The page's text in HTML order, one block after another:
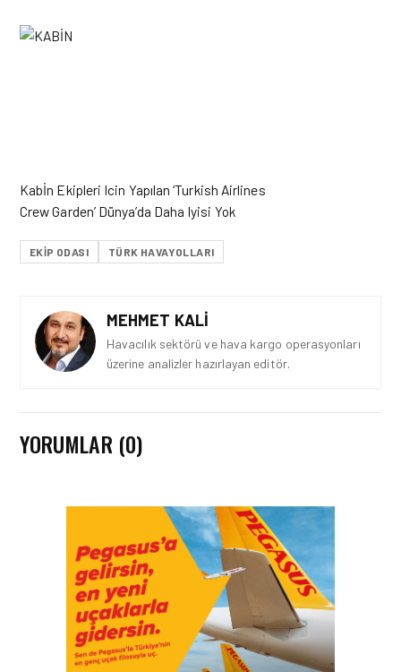
Kabİn Ekipleri Icin Yapılan ‘Turkish Airlines
Crew Garden’ Dünya’da Daha Iyisi Yok
EKIP ODASI TÜRK HAVAYOLLARI
MEHMET KALI
Havacılık sektörü ve hava kargo operasyonları
üzerine analizler hazırlayan editör.
YORUMLAR (0)
FIRMA HABERLERI • 04 AĞU 2026
TAV
HAVALIMANLARI’NDAN
CAPITAL 500 BAŞARISI!
FIRMA HABERLERI • 23 TEM 2026